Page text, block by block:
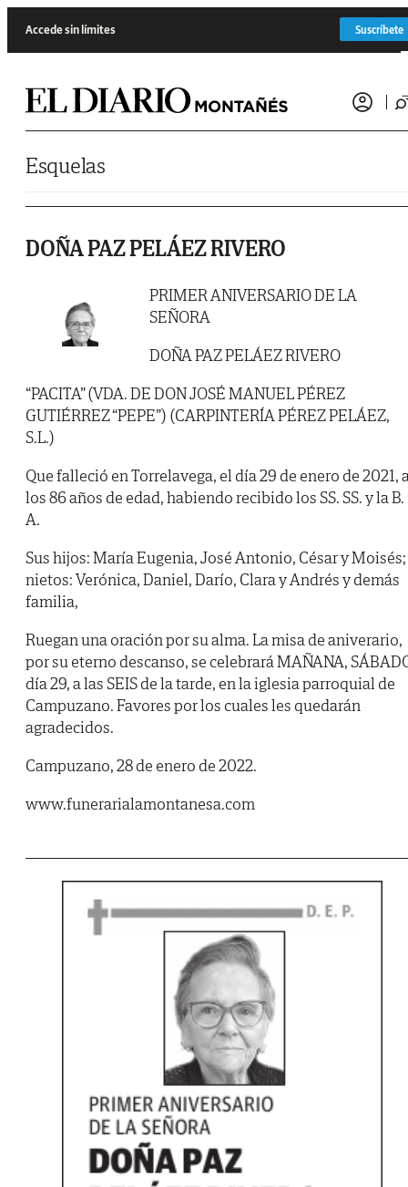
Accede sin límites Suscríbete
Esquelas
DOÑA PAZ PELÁEZ RIVERO
PRIMER ANIVERSARIO DE LA
SEÑORA
DOÑA PAZ PELÁEZ RIVERO
“PACITA” (VDA. DE DON JOSÉ MANUEL PÉREZ
GUTIÉRREZ “PEPE”) (CARPINTERÍA PÉREZ PELÁEZ,
S.L.)
Que falleció en Torrelavega, el día 29 de enero de 2021,
los 86 años de edad, habiendo recibido los SS. SS. y la B.
A.
Sus hijos: María Eugenia, José Antonio, César y Moisés;
nietos: Verónica, Daniel, Darío, Clara y Andrés y demás
familia,
Ruegan una oración por su alma. La misa de aniverario,
por su eterno descanso, se celebrará MAÑANA,
día 29, a las SEIS de la tarde, en la iglesia parroquial de
Campuzano. Favores por los cuales les quedarán
agradecidos.
Campuzano, 28 de enero de 2022.
www.funerarialamontanesa.com